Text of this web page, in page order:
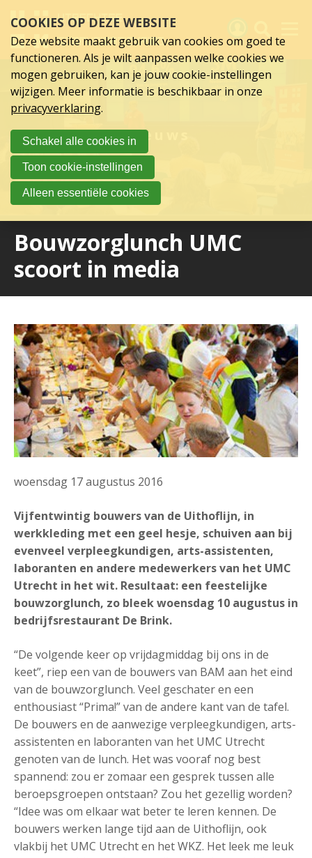
links
over
Spring
hoofd
inhoud
Spring
naar
hoofdnavigatie
Nieuws
Bouwzorglunch UMC
scoort in media
woensdag 17 augustus 2016
Vijfentwintig bouwers van de Uithoflijn, in
werkkleding met een geel hesje, schuiven aan bij
evenveel verpleegkundigen, arts-assistenten,
laboranten en andere medewerkers van het UMC
Utrecht in het wit. Resultaat: een feestelijke
bouwzorglunch, zo bleek woensdag 10 augustus in
bedrijfsrestaurant De Brink.
“De volgende keer op vrijdagmiddag bij ons in de
keet”, riep een van de bouwers van BAM aan het eind
van de bouwzorglunch. Veel geschater en een
enthousiast “Prima!” van de andere kant van de tafel.
De bouwers en de aanwezige verpleegkundigen, arts-
assistenten en laboranten van het UMC Utrecht
genoten van de lunch. Het was vooraf nog best
spannend: zou er zomaar een gesprek tussen alle
beroepsgroepen ontstaan? Zou het gezellig worden?
“Idee was om elkaar wat beter te leren kennen. De
bouwers werken lange tijd aan de Uithoflijn, ook
vlakbij het UMC Utrecht en het WKZ. Het leek me leuk
Activiteiten
Nieuws
Verslagen
Sluit je aan
Over UCK
COOKIES OP DEZE WEBSITE
Deze website maakt gebruik van cookies om goed te
functioneren. Als je wilt aanpassen welke cookies we
mogen gebruiken, kan je jouw cookie-instellingen
wijzigen. Meer informatie is beschikbaar in onze
privacyverklaring.
Schakel alle cookies in
Toon cookie-instellingen
Alleen essentiële cookies